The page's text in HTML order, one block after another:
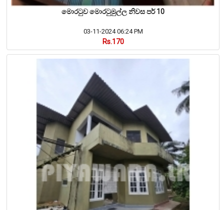
මොරටුව මොරටුමුල්ල නිවස පර් 10
03-11-2024 06:24 PM
Rs.170